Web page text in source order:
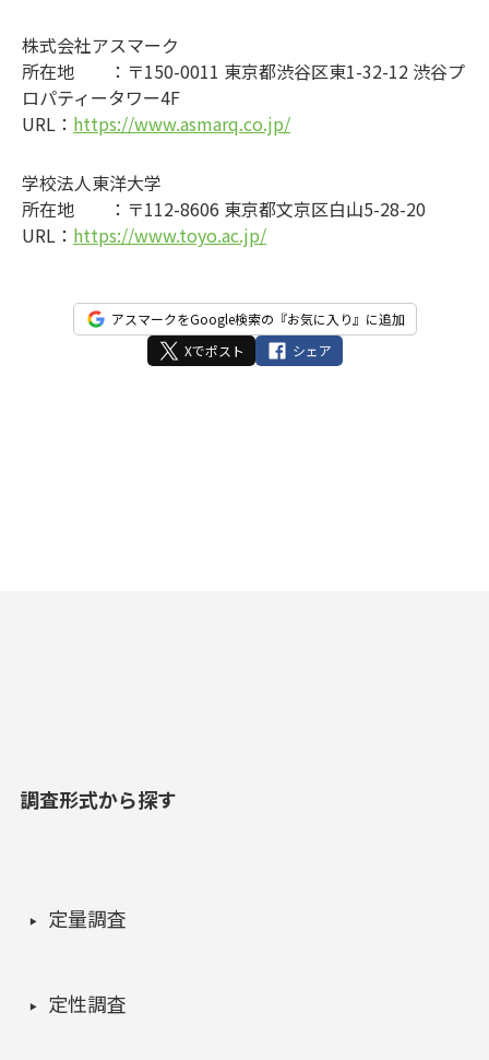
株式会社アスマーク
所在地 ：〒150-0011 東京都渋谷区東1-32-12 渋谷プ
ロパティータワー4F
URL： https://www.asmarq.co.jp/
学校法人東洋大学
所在地 ：〒112-8606 東京都文京区白山5-28-20
URL： https://www.toyo.ac.jp/
アスマークをGoogle検索の『お気に入り』に追加
Xでポスト
シェア
調査形式から探す
定量調査
定性調査